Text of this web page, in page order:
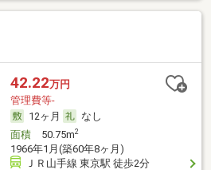
42.22万円
管理費等-
12ヶ月
なし
面積50.75m2
1966年1月(築60年8ヶ月)
ＪＲ山手線 東京駅 徒歩2分